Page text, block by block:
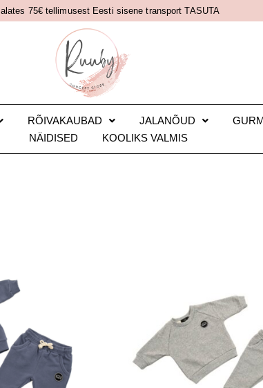
alates 75€ tellimusest Eesti sisene transport TASUTA
RÕIVAKAUBAD JALANÕUD
NÄIDISED
KOOLIKS VALMIS